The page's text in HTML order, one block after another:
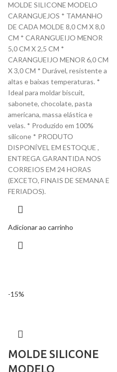
MOLDE SILICONE MODELO
CARANGUEJOS * TAMANHO
DE CADA MOLDE 8,0 CM X 8,0
CM * CARANGUEIJO MENOR
5,0 CM X 2,5 CM *
CARANGUEIJO MENOR 6,0 CM
X 3,0 CM * Durável, resistente a
altas e baixas temperaturas. *
Ideal para moldar biscuit,
sabonete, chocolate, pasta
americana, massa elástica e
velas. * Produzido em 100%
silicone * PRODUTO
DISPONÍVEL EM ESTOQUE ,
ENTREGA GARANTIDA NOS
CORREIOS EM 24 HORAS
(EXCETO, FINAIS DE SEMANA E
FERIADOS).
Adicionar ao carrinho
-15%
MOLDE SILICONE
MODELO